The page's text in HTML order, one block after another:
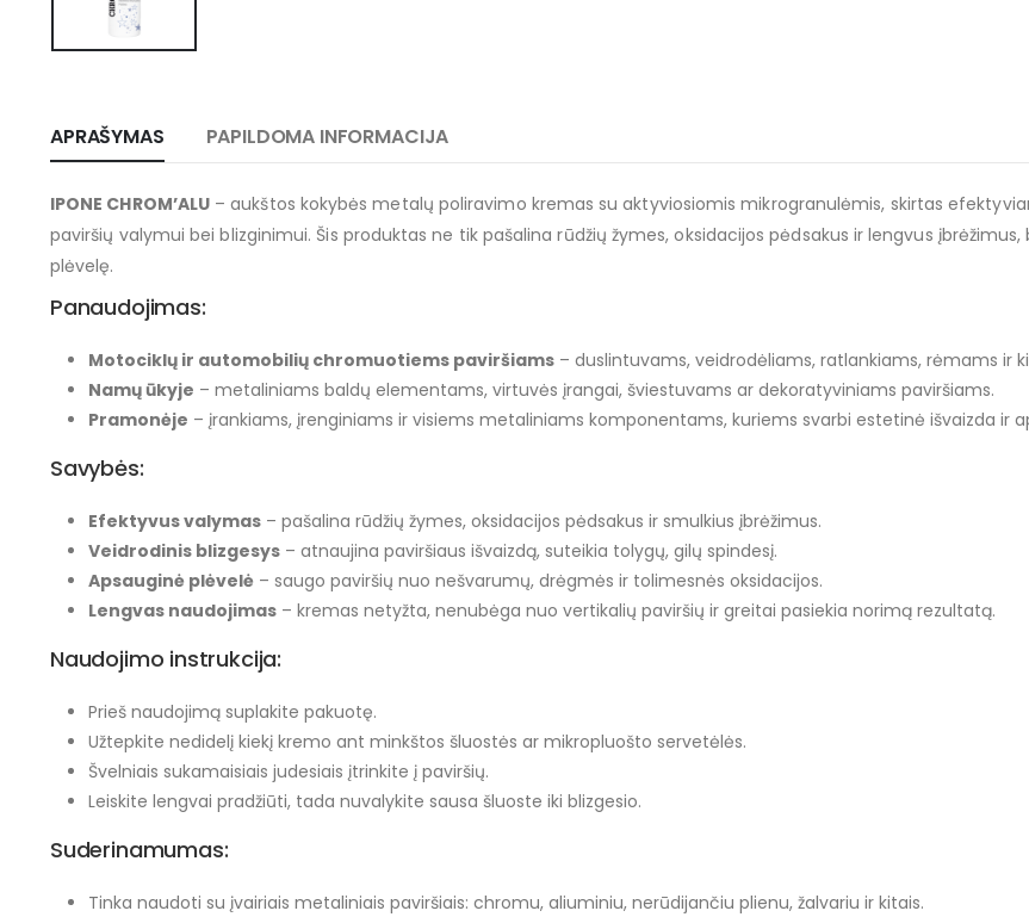
APRAŠYMAS PAPILDOMA INFORMACIJA
IPONE CHROM’ALU – aukštos kokybės metalų poliravimo kremas su aktyviosiomis mikrogranulėmis, skirtas
paviršių valymui bei blizginimui. Šis produktas ne tik pašalina rūdžių žymes, oksidacijos pėdsakus ir lengvus
plėvelę.
Panaudojimas:
Motociklų ir automobilių chromuotiems paviršiams – duslintuvams, veidrodėliams, ratlankiams, rėmams
Namų ūkyje – metaliniams baldų elementams, virtuvės įrangai, šviestuvams ar dekoratyviniams paviršiams.
Pramonėje – įrankiams, įrenginiams ir visiems metaliniams komponentams, kuriems svarbi estetinė išvaizda ir
Savybės:
Efektyvus valymas – pašalina rūdžių žymes, oksidacijos pėdsakus ir smulkius įbrėžimus.
Veidrodinis blizgesys – atnaujina paviršiaus išvaizdą, suteikia tolygų, gilų spindesį.
Apsauginė plėvelė – saugo paviršių nuo nešvarumų, drėgmės ir tolimesnės oksidacijos.
Lengvas naudojimas – kremas netyžta, nenubėga nuo vertikalių paviršių ir greitai pasiekia norimą rezultatą.
Naudojimo instrukcija:
Prieš naudojimą suplakite pakuotę.
Užtepkite nedidelį kiekį kremo ant minkštos šluostės ar mikropluošto servetėlės.
Švelniais sukamaisiais judesiais įtrinkite į paviršių.
Leiskite lengvai pradžiūti, tada nuvalykite sausa šluoste iki blizgesio.
Suderinamumas:
Tinka naudoti su įvairiais metaliniais paviršiais: chromu, aliuminiu, nerūdijančiu plienu, žalvariu ir kitais.